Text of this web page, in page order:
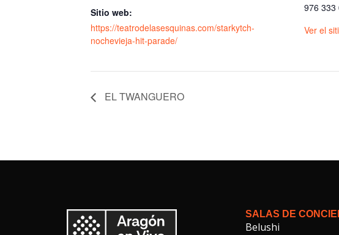
Sitio web:
https://teatrodelasesquinas.com/starkytch-
nochevieja-hit-parade/
976 333
Ver el
EL TWANGUERO
SALAS DE
Belushi